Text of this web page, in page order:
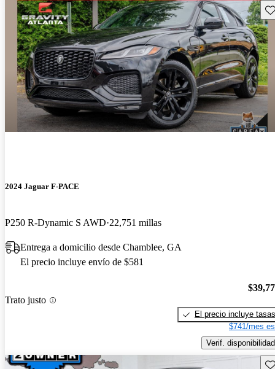
2024 Jaguar F-PACE
P250 R-Dynamic S AWD 22,751 millas
Entrega a domicilio desde Chamblee, GA
El precio incluye envío de $581
Trato justo
El precio incluye tasas
$741/mes
Verif. disponibilidad